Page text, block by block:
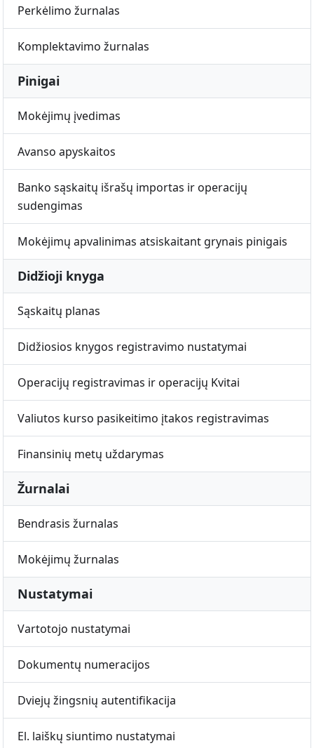
Perkėlimo žurnalas
Komplektavimo žurnalas
Pinigai
Mokėjimų įvedimas
Avanso apyskaitos
Banko sąskaitų išrašų importas ir operacijų
sudengimas
Mokėjimų apvalinimas atsiskaitant grynais pinigais
Didžioji knyga
Sąskaitų planas
Didžiosios knygos registravimo nustatymai
Operacijų registravimas ir operacijų Kvitai
Valiutos kurso pasikeitimo įtakos registravimas
Finansinių metų uždarymas
Žurnalai
Bendrasis žurnalas
Mokėjimų žurnalas
Nustatymai
Vartotojo nustatymai
Dokumentų numeracijos
Dviejų žingsnių autentifikacija
El. laiškų siuntimo nustatymai